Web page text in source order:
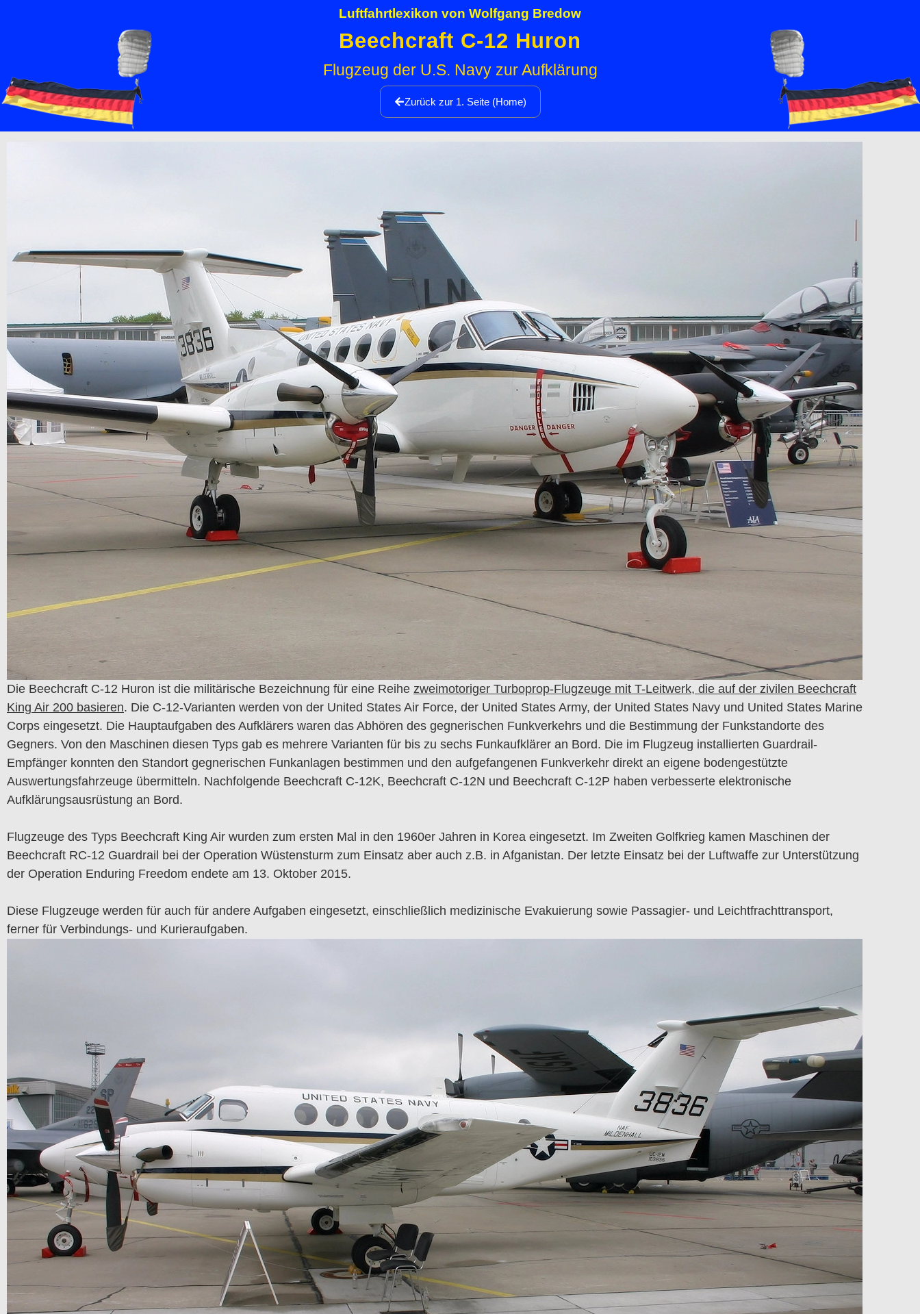
Luftfahrtlexikon von Wolfgang Bredow
Beechcraft C-12 Huron
Flugzeug der U.S. Navy zur Aufklärung
Zurück zur 1. Seite (Home)
Die Beechcraft C-12 Huron ist die militärische Bezeichnung für eine Reihe zweimotoriger Turboprop-Flugzeuge mit T-Leitwerk, die auf der zivilen Beechcraft
King Air 200 basieren. Die C-12-Varianten werden von der United States Air Force, der United States Army, der United States Navy und United States Marine
Corps eingesetzt. Die Hauptaufgaben des Aufklärers waren das Abhören des gegnerischen Funkverkehrs und die Bestimmung der Funkstandorte des
Gegners. Von den Maschinen diesen Typs gab es mehrere Varianten für bis zu sechs Funkaufklärer an Bord. Die im Flugzeug installierten Guardrail-
Empfänger konnten den Standort gegnerischen Funkanlagen bestimmen und den aufgefangenen Funkverkehr direkt an eigene bodengestützte
Auswertungsfahrzeuge übermitteln. Nachfolgende Beechcraft C-12K, Beechcraft C-12N und Beechcraft C-12P haben verbesserte elektronische
Aufklärungsausrüstung an Bord.
Flugzeuge des Typs Beechcraft King Air wurden zum ersten Mal in den 1960er Jahren in Korea eingesetzt. Im Zweiten Golfkrieg kamen Maschinen der
Beechcraft RC-12 Guardrail bei der Operation Wüstensturm zum Einsatz aber auch z.B. in Afganistan. Der letzte Einsatz bei der Luftwaffe zur Unterstützung
der Operation Enduring Freedom endete am 13. Oktober 2015.
Diese Flugzeuge werden für auch für andere Aufgaben eingesetzt, einschließlich medizinische Evakuierung sowie Passagier- und Leichtfrachttransport,
ferner für Verbindungs- und Kurieraufgaben.